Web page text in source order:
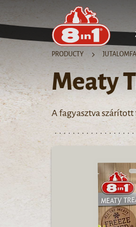
PRODUCTY
Meaty
A fagyasztva